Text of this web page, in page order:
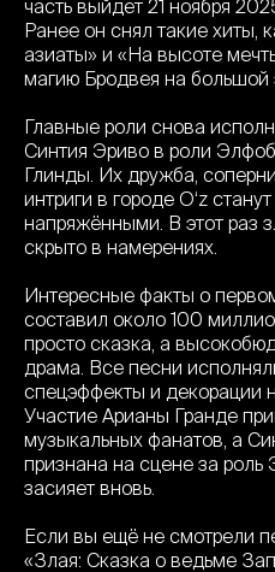
часть выйдет 21 ноября
Ранее он снял такие хиты,
азиаты» и «На высоте
магию Бродвея на большой
Главные роли снова
Синтия Эриво в роли
Глинды. Их дружба,
интриги в городе O‘z
напряжёнными. В этот раз
скрыто в намерениях.
Интересные факты о
составил около 100
просто сказка, а
драма. Все песни
спецэффекты и декорации
Участие Арианы Гранде
музыкальных фанатов, а
признана на сцене за
засияет вновь.
Если вы ещё не смотрели
«Злая: Сказка о ведьме